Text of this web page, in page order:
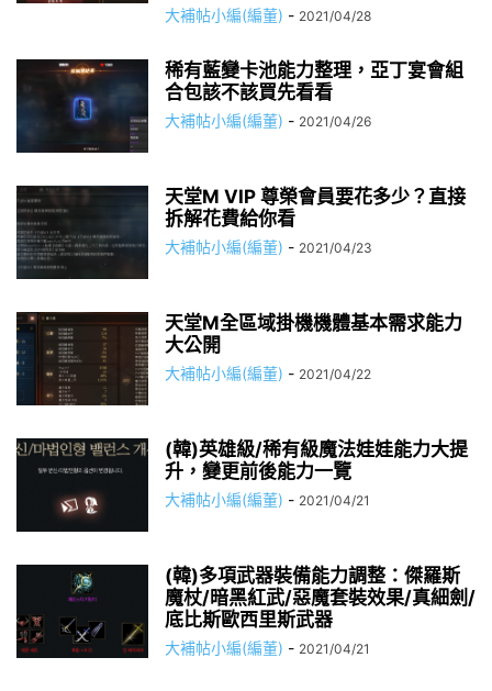
大補帖小編(編董) - 2021/04/28
稀有藍變卡池能力整理，亞丁宴會組
合包該不該買先看看
大補帖小編(編董) - 2021/04/26
天堂M VIP 尊榮會員要花多少？直接
拆解花費給你看
大補帖小編(編董) - 2021/04/23
天堂M全區域掛機機體基本需求能力
大公開
大補帖小編(編董) - 2021/04/22
(韓)英雄級/稀有級魔法娃娃能力大提
升，變更前後能力一覽
大補帖小編(編董) - 2021/04/21
(韓)多項武器裝備能力調整：傑羅斯
魔杖/暗黑紅武/惡魔套裝效果/真細劍/
底比斯歐西里斯武器
大補帖小編(編董) - 2021/04/21